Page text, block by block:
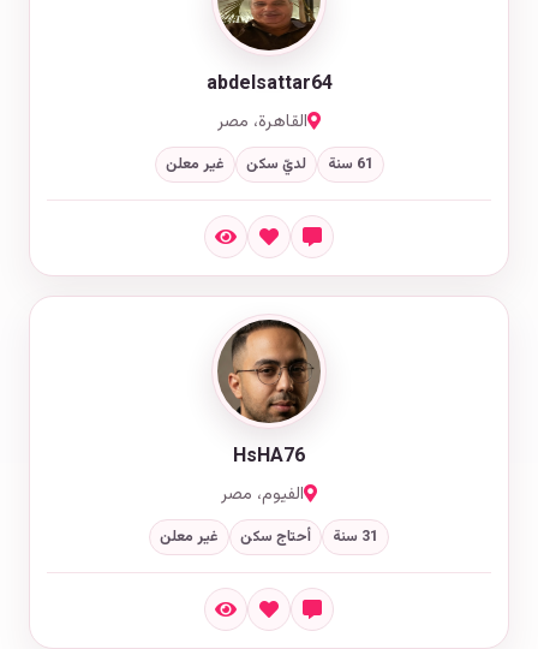
abdelsattar64
القاهرة، مصر
61 سنة لديّ سكن غير معلن
HsHA76
الفيوم، مصر
31 سنة أحتاج سكن غير معلن